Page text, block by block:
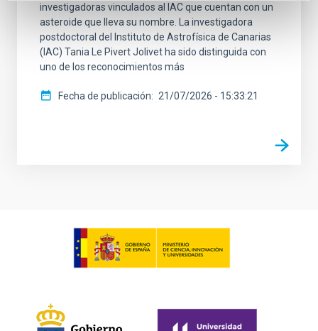
investigadoras vinculados al IAC que cuentan con un
asteroide que lleva su nombre. La investigadora
postdoctoral del Instituto de Astrofísica de Canarias
(IAC) Tania Le Pivert Jolivet ha sido distinguida con
uno de los reconocimientos más
Fecha de publicación 21/07/2026 - 15:33:21